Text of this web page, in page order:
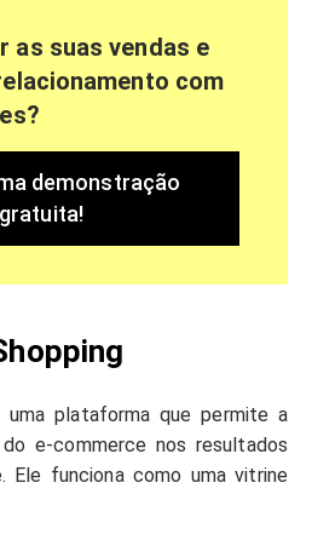
as suas vendas e
com
demonstração
gratuita!
uma plataforma que permite a
e-commerce nos resultados
Ele funciona como uma vitrine